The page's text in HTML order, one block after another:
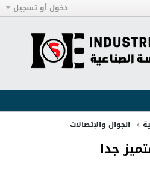
دخول أو تسجيل
الجوال والإتصالات
جدا